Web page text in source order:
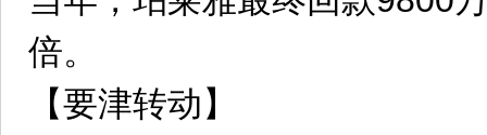
倍。
【要津转动】